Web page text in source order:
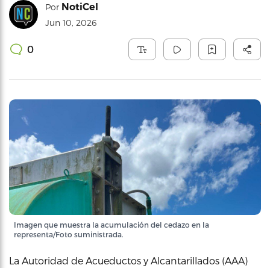
Por NotiCel
Jun 10, 2026
0
Imagen que muestra la acumulación del cedazo en la
representa/Foto suministrada.
La Autoridad de Acueductos y Alcantarillados (AAA)